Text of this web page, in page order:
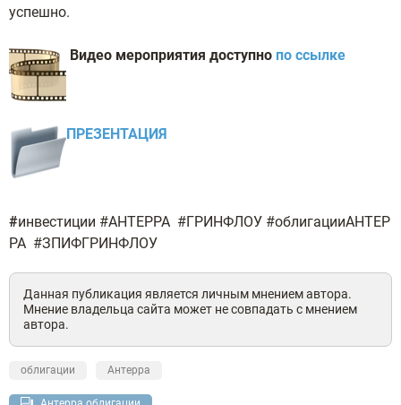
успешно.
Видео мероприятия доступно по ссылке
ПРЕЗЕНТАЦИЯ
#инвестиции #АНТЕРРА #ГРИНФЛОУ #облигацииАНТЕР
РА #ЗПИФГРИНФЛОУ
Данная публикация является личным мнением автора.
Мнение владельца сайта может не совпадать с мнением
автора.
облигации Антерра